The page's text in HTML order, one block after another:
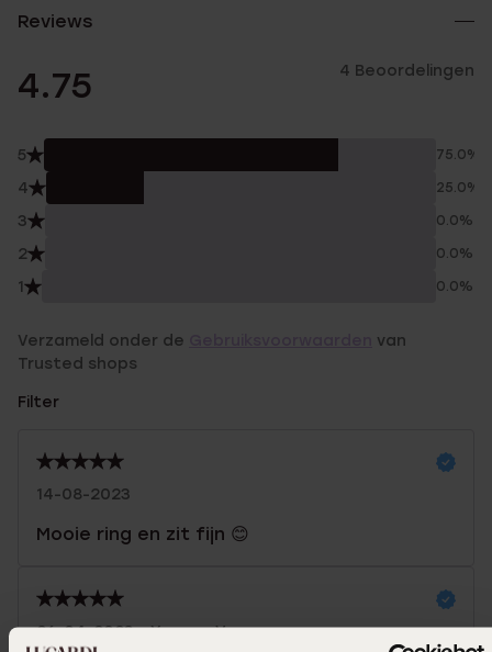
Reviews
4.75 4 Beoordelingen
5 75.0%
4 25.0%
3 0.0%
2 0.0%
1 0.0%
Verzameld onder de
van
Trusted shops
Filter
14-08-2023
Mooie ring en zit fijn 😊
26-04-2023 - Yvonne V.